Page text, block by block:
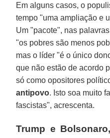
Em alguns casos, o
tempo "uma ampliação e
Um "pacote", nas
"os pobres são menos
mas o líder "é o único
que não estão de acordo
só como opositores
antipovo. Isto soa muito
fascistas", acrescenta.
Trump e